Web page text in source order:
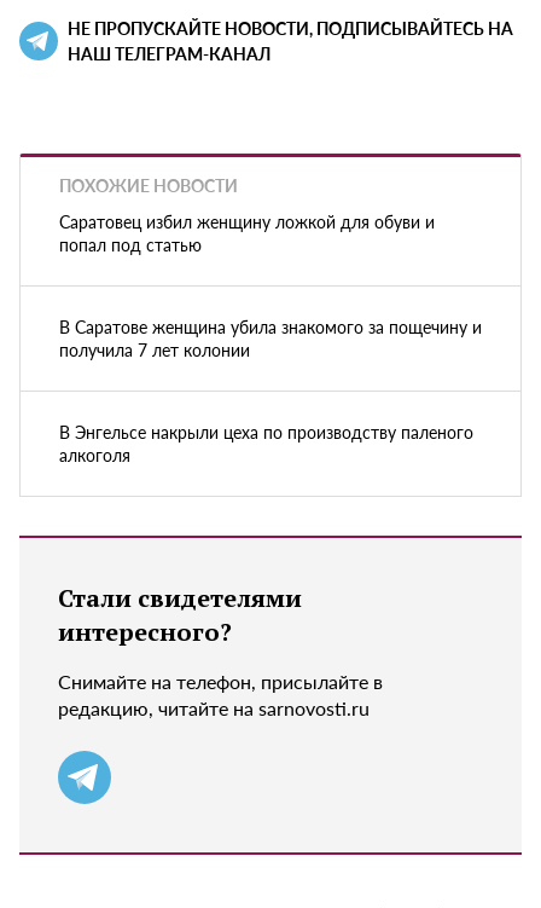
НЕ ПРОПУСКАЙТЕ НОВОСТИ, ПОДПИСЫВАЙТЕСЬ НА
НАШ ТЕЛЕГРАМ-КАНАЛ
ПОХОЖИЕ НОВОСТИ
Саратовец избил женщину ложкой для обуви и
попал под статью
В Саратове женщина убила знакомого за пощечину и
получила 7 лет колонии
В Энгельсе накрыли цеха по производству паленого
алкоголя
Стали свидетелями
интересного?
Снимайте на телефон, присылайте в
редакцию, читайте на sarnovosti.ru